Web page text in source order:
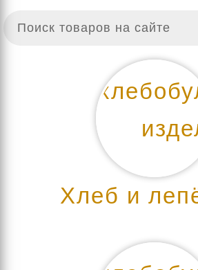
Хлеб и